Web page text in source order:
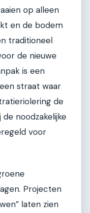
op alleen
en de bodem
traditioneel
de nieuwe
is een
straat waar
de
noodzakelijke
voor
Projecten
laten zien